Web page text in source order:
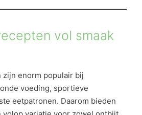
vol smaak
zijn enorm populair bij
voeding, sportieve
eetpatronen. Daarom bieden